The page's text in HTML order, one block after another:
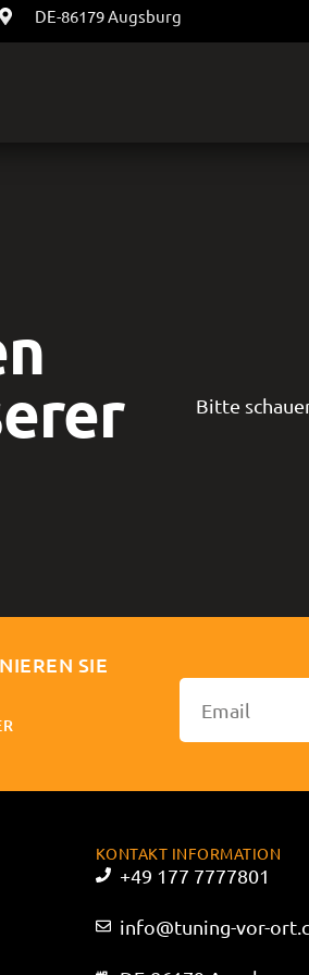
DE-86179 Augsburg
Bitte
SIE
KONTAKT INFORMATION
+49 177 7777801
info@tuning-vor-